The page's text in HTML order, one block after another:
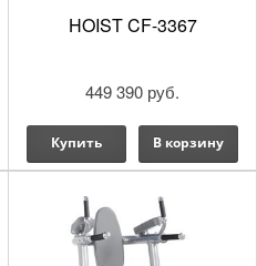
HOIST CF-3367
449 390 руб.
Купить В корзину